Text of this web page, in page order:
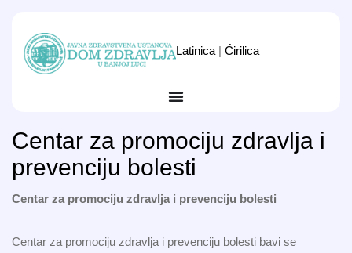
Latinica | Ćirilica
Centar za promociju zdravlja i
prevenciju bolesti
Centar za promociju zdravlja i prevenciju bolesti
Centar za promociju zdravlja i prevenciju bolesti bavi se